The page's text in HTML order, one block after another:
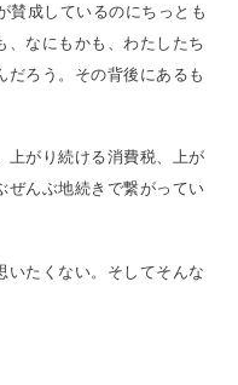
賛成しているのにちっとも
、なにもかも、わたしたち
ろう。その背後にあるも
上がり続ける消費税、上が
ぜんぶ地続きで繋がってい
いたくない。そしてそんな